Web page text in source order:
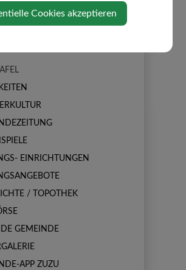
EINRICHTUNGEN
/ TOPOTHEK
GEMEINDE
APP ZUZU
Cookies akzeptieren